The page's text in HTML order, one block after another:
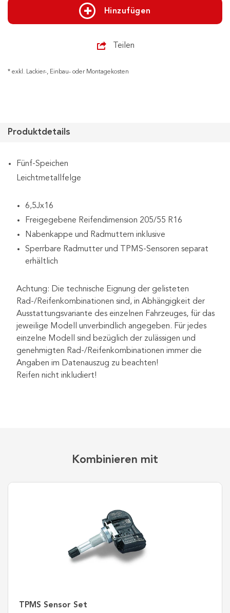
Hinzufügen
Teilen
* exkl. Lackier-, Einbau- oder Montagekosten
Produktdetails
Fünf-Speichen
Leichtmetallfelge
6,5Jx16
Freigegebene Reifendimension 205/55 R16
Nabenkappe und Radmuttern inklusive
Sperrbare Radmutter und TPMS-Sensoren separat
erhältlich
Achtung: Die technische Eignung der gelisteten
Rad-/Reifenkombinationen sind, in Abhängigkeit der
Ausstattungsvariante des einzelnen Fahrzeuges, für das
jeweilige Modell unverbindlich angegeben. Für jedes
einzelne Modell sind bezüglich der zulässigen und
genehmigten Rad-/Reifenkombinationen immer die
Angaben im Datenauszug zu beachten!
Reifen nicht inkludiert!
Kombinieren mit
TPMS Sensor Set